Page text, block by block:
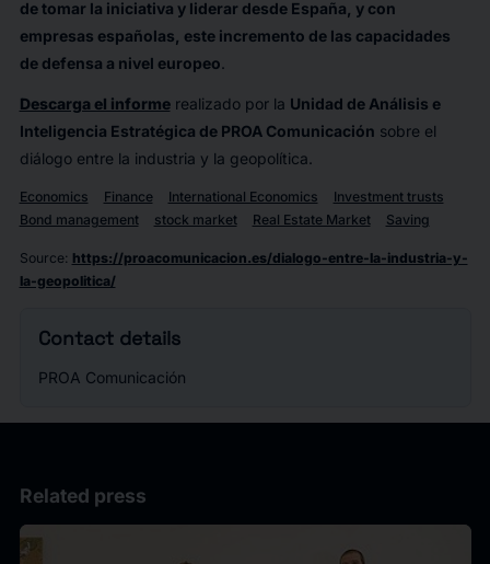
de tomar la iniciativa y liderar desde España, y con
empresas españolas, este incremento de las capacidades
de defensa a nivel europeo.
Descarga el informerealizado por la Unidad de Análisis e
Inteligencia Estratégica de PROA Comunicación sobre el
diálogo entre la industria y la geopolítica.
Economics Finance International Economics
Investment trusts
Bond management
stock market Real Estate Market Saving
Source: https://proacomunicacion.es/dialogo-entre-la-industria-y-
la-geopolitica/
Contact details
PROA Comunicación
Related press